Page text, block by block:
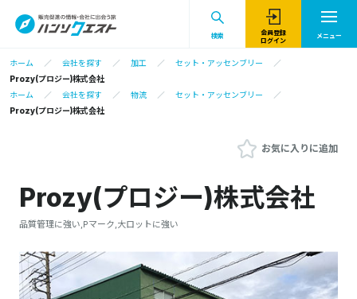
検索
会員登録
ログイン
メニュー
ホーム 会社を探す 加工
セット・アッセンブリー
Prozy(プロジー)株式会社
ホーム
会社を探す 物流
セット・アッセンブリー
Prozy(プロジー)株式会社
お気に入りに追加
Prozy(プロジー)株式会社
品質管理に強い,Pマーク,大ロットに強い